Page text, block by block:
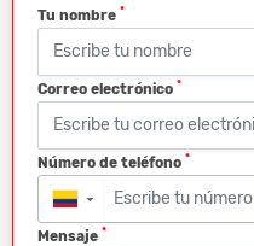
Tu nombre *
Correo electrónico *
Número de teléfono *
▼
Mensaje *